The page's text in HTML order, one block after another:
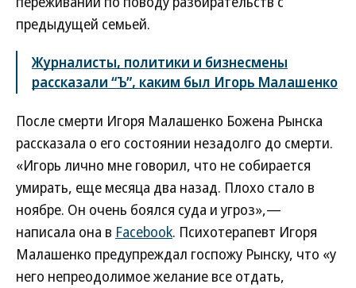
предыдущей семьей.
Журналисты, политики и бизнесмены
рассказали “Ъ”, каким был Игорь Малашенко
После смерти Игоря Малашенко Божена Рынска
рассказала о его состоянии незадолго до смерти.
«Игорь лично мне говорил, что не собирается
умирать, еще месяца два назад. Плохо стало в
ноябре. Он очень боялся суда и угроз»,—
написала она в Facebook. Психотерапевт Игоря
Малашенко предупреждал госпожу Рынску, что «у
него непреодолимое желание все отдать,